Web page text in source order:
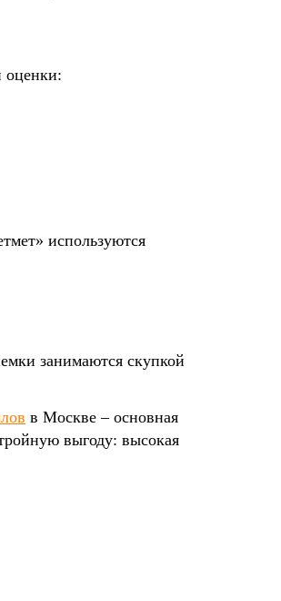
оценки:
используются
занимаются скупкой
в Москве – основная
выгоду: высокая